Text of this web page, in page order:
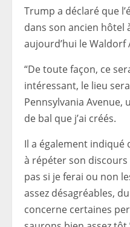
Trump a déclaré que
dans son ancien hôtel
aujourd’hui le Waldorf
“De toute façon, ce
intéressant, le lieu
Pennsylvania Avenue,
de bal que j’ai créés.
Il a également indiqué
à répéter son discours
pas si je ferai ou non
assez désagréables,
concerne certaines